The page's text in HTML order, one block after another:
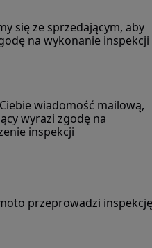
się ze sprzedającym, aby
na wykonanie inspekcji
wiadomość mailową,
wyrazi zgodę na
inspekcji
przeprowadzi inspekcję